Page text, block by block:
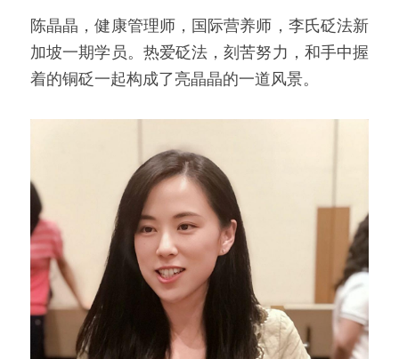
陈晶晶，健康管理师，国际营养师，李氏砭法新
加坡一期学员。热爱砭法，刻苦努力，和手中握
着的铜砭一起构成了亮晶晶的一道风景。